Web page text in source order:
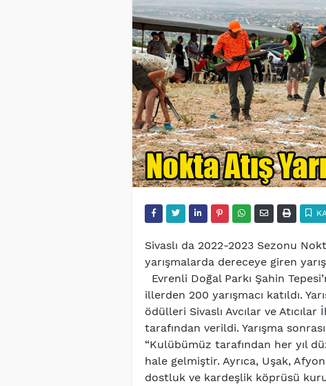
Sivaslı da 2022-2023 Sezonu
yarışmalarda dereceye giren
Evrenli Doğal Parkı Şahin
illerden 200 yarışmacı katıldı.
ödülleri Sivaslı Avcılar ve
tarafından verildi. Yarışma
“Kulübümüz tarafından her yıl
hale gelmiştir. Ayrıca, Uşak,
dostluk ve kardeşlik köprüsü